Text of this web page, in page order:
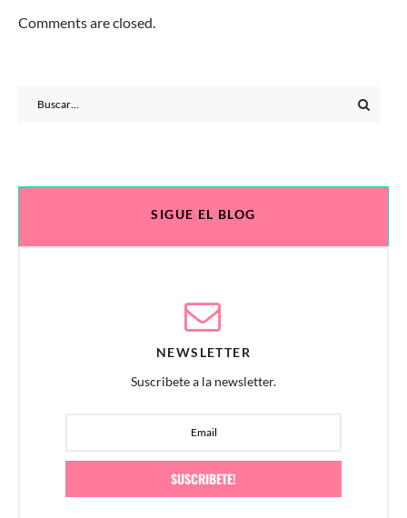
Comments are closed.
SIGUE EL BLOG
NEWSLETTER
Suscribete a la newsletter.
SUSCRIBETE!